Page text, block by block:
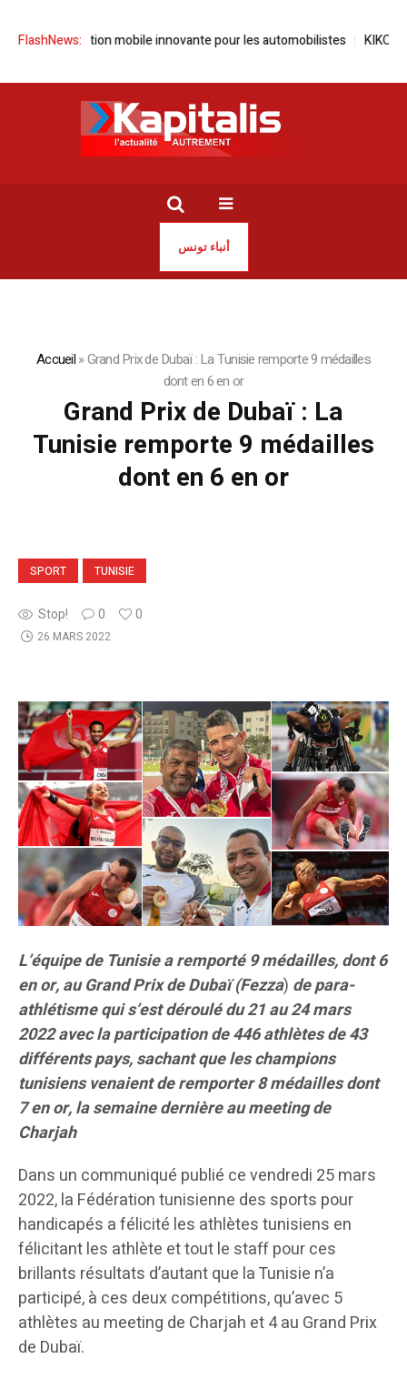
FlashNews:
application mobile innovante pour les automobilistes KIKO Milano
أنباء تونس
Accueil»Grand Prix de Dubaï : La Tunisie remporte 9 médailles
dont en 6 en or
Grand Prix de Dubaï : La
Tunisie remporte 9 médailles
dont en 6 en or
SPORT TUNISIE
Stop! 0 0
26 MARS 2022
L’équipe de Tunisie a remporté 9 médailles, dont 6
en or, au Grand Prix de Dubaï (Fezza) de para-
athlétisme qui s’est déroulé du 21 au 24 mars
2022 avec la participation de 446 athlètes de 43
différents pays, sachant que les champions
tunisiens venaient de remporter 8 médailles dont
7 en or, la semaine dernière au meeting de
Charjah
Dans un communiqué publié ce vendredi 25 mars
2022, la Fédération tunisienne des sports pour
handicapés a félicité les athlètes tunisiens en
félicitant les athlète et tout le staff pour ces
brillants résultats d’autant que la Tunisie n’a
participé, à ces deux compétitions, qu’avec 5
athlètes au meeting de Charjah et 4 au Grand Prix
de Dubaï.